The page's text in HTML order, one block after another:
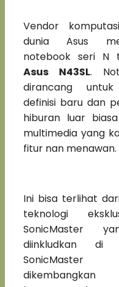
Vendor
dunia Asus
notebook seri N
Asus N43SL.
dirancang
definisi baru dan
hiburan luar
multimedia yang
fitur nan menawan.
Ini bisa terlihat
teknologi
SonicMaster
diinkludkan di